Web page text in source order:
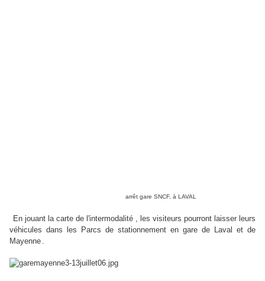
arrêt gare SNCF, à LAVAL
En jouant la carte de l'intermodalité , les visiteurs pourront laisser leurs
véhicules dans les Parcs de stationnement en gare de Laval et de
Mayenne .